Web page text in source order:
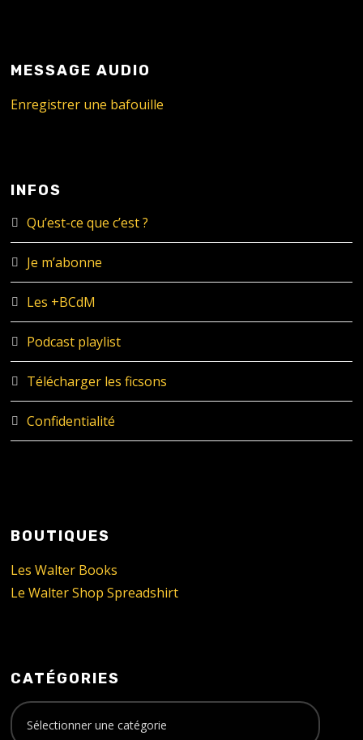
MESSAGE AUDIO
Enregistrer une bafouille
INFOS
Qu’est-ce que c’est ?
Je m’abonne
Les +BCdM
Podcast playlist
Télécharger les ficsons
Confidentialité
BOUTIQUES
Les Walter Books
Le Walter Shop Spreadshirt
CATÉGORIES